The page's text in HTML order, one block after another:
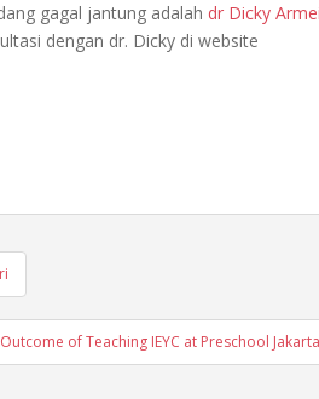
gagal jantung adalah dr Dicky
dengan dr. Dicky di website
of Teaching IEYC at Preschool